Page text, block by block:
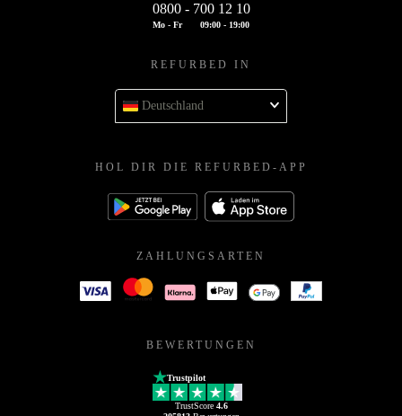
0800 - 700 12 10
Mo - Fr 09:00 - 19:00
REFURBED IN
Deutschland
HOL DIR DIE REFURBED-APP
ZAHLUNGSARTEN
BEWERTUNGEN
Trustpilot
TrustScore 4.6